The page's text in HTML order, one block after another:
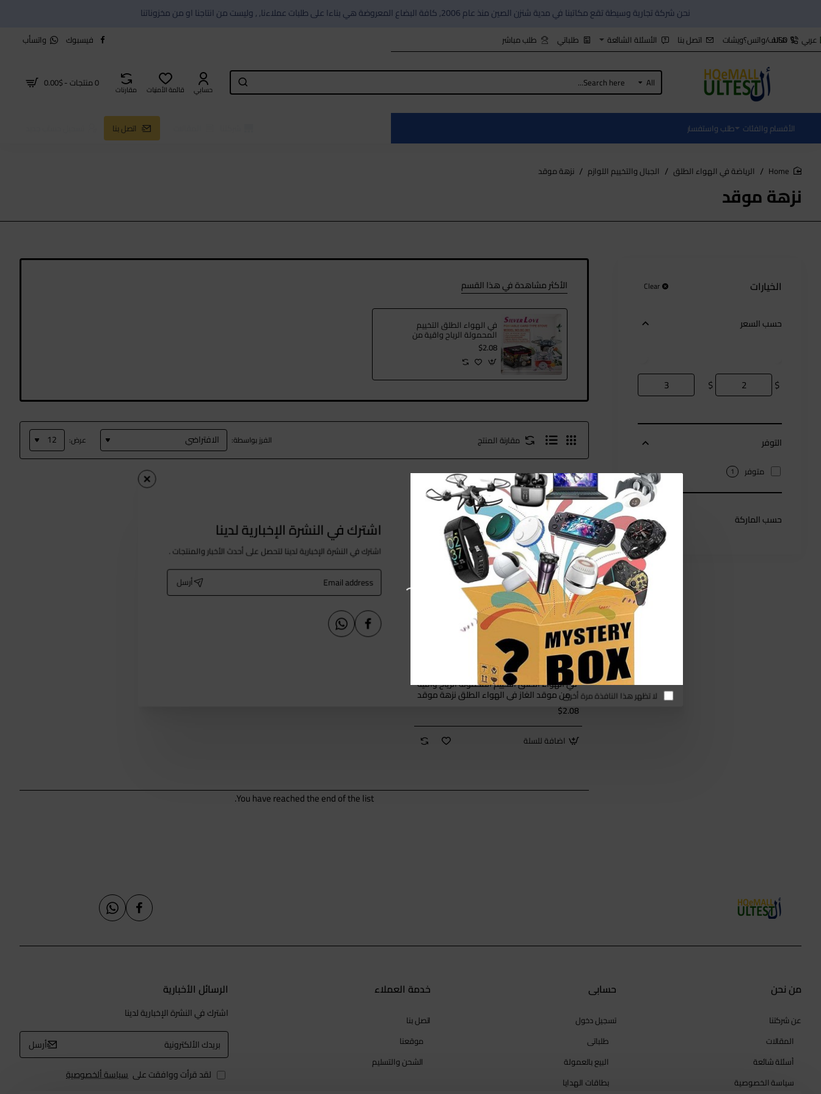
اشترك في النشرة الإخبارية لدينا
اشترك في النشرة الإخبارية لدينا لتحصل على أحدث الأخبار والمنتجات .
Email
address أرسل
لا تظهر هذا النافذة مرة أخرى
نحن شركة تجارية وسيطة تقع مكاتبنا في مدية شنزن الصين منذ عام 2006, كافة البضاع المعروضة هي بناءا على طلبات عملاءنا, , وليست من انتاجنا او من مخزوناتنا
هاتف/واتس؟ويشات اتصل بنا الأسئلة الشائعة طلباتي طلب مباشر عربي $
USD فيسبوك واتسأب
All
Search
here... حسابي قائمة الأمنيات مقارنات 0 منتجات - $0.00
الأقسام والفئات طلب واستفسار اتصل بنا
نزهة موقد
الرياضة في الهواء الطلق الجبال والتخييم اللوازم نزهة موقد
الخيارات Clear
حسب السعر
$
$
التوفر
متوفر 1
حسب الماركة
الأكثر مشاهدة في هذا القسم
في الهواء الطلق التخييم
المحمولة الرياح واقية من
موقد الغاز في الهواء
الطلق نزهة موقد مربع
صغير مربع نوع المشبك
$2.08
مقارنة المنتج الفرز بواسطة: عرض:
SILVERLOVE
في الهواء الطلق التخييم المحمولة الرياح واقية
من موقد الغاز في الهواء الطلق نزهة موقد
مربع صغير مربع نوع المشبك رئيس موقد $2.08
اضافة للسلة
You have reached the end of the list.
من نحن
عن شركتنا
المقالات
أسئلة شائعة
سياسة الخصوصية
حسابي
تسجيل دخول
طلباتي
البيع بالعمولة
بطاقات الهدايا
خدمة العملاء
اتصل بنا
موقعنا
الشحن والتسليم
الرسائل الأخبارية
اشترك في النشرة الإخبارية لدينا
بريدك
الألكترونية
أرسل
لقد قرأت ووافقت على سياسة ألخصوصية